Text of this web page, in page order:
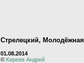
Стрелецкий,
01.08.2014
© Kиpeeв Aндpeй